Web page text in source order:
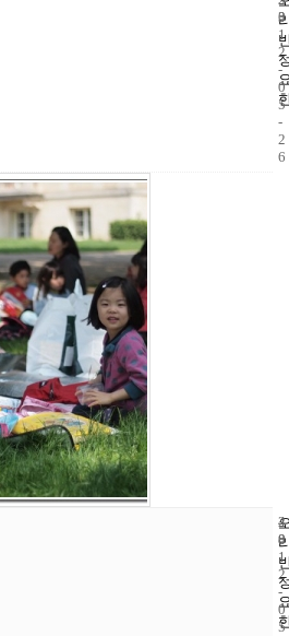
3
0
1
2
-
0
5
-
2
6
4
8
2
0
1
2
-
0
5